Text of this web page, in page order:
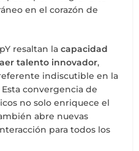
en el corazón de
resaltan lacapacidad
talento innovador,
indiscutible en la
convergencia de
no solo enriquece el
abre nuevas
para todos los